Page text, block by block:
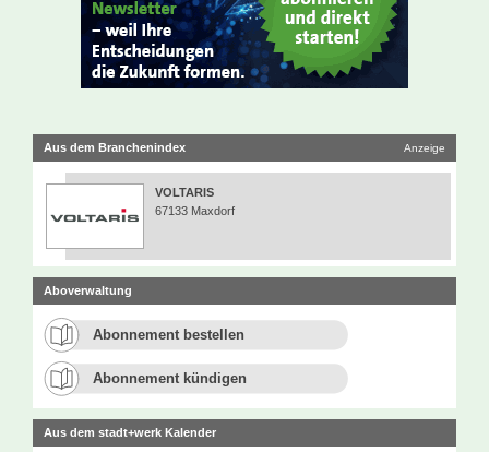
Aus dem Branchenindex Anzeige
VOLTARIS
67133 Maxdorf
Aboverwaltung
Abonnement bestellen
Abonnement kündigen
Aus dem stadt+werk Kalender